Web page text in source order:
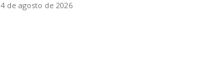
4 de agosto de 2026